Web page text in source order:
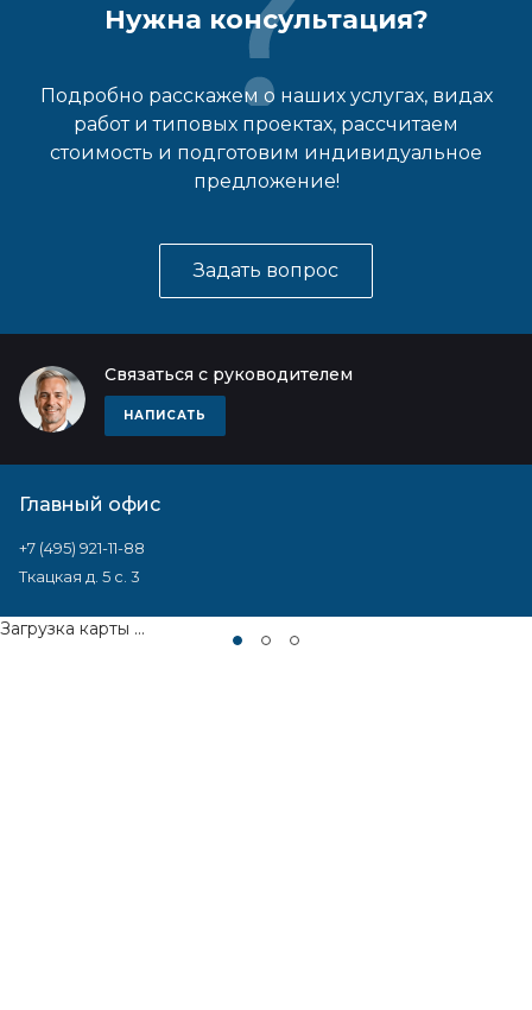
Нужна консультация?
Подробно расскажем о наших услугах, видах
работ и типовых проектах, рассчитаем
стоимость и подготовим индивидуальное
предложение!
Задать вопрос
Связаться с руководителем
НАПИСАТЬ
Главный офис
+7 (495) 921-11-88
Ткацкая д. 5 с. 3
Загрузка карты ...